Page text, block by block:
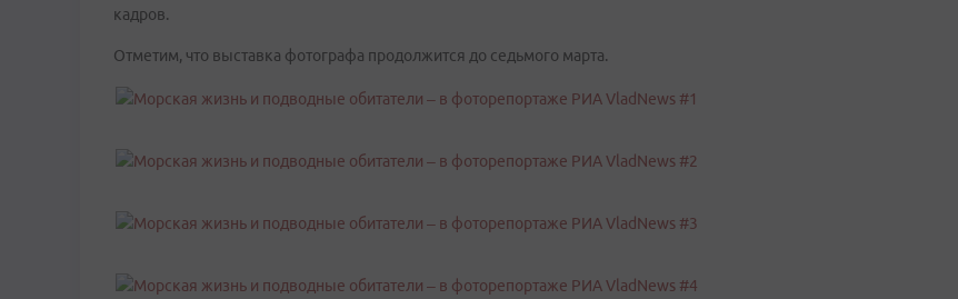
кадров.
Отметим, что выставка фотографа продолжится до седьмого марта.